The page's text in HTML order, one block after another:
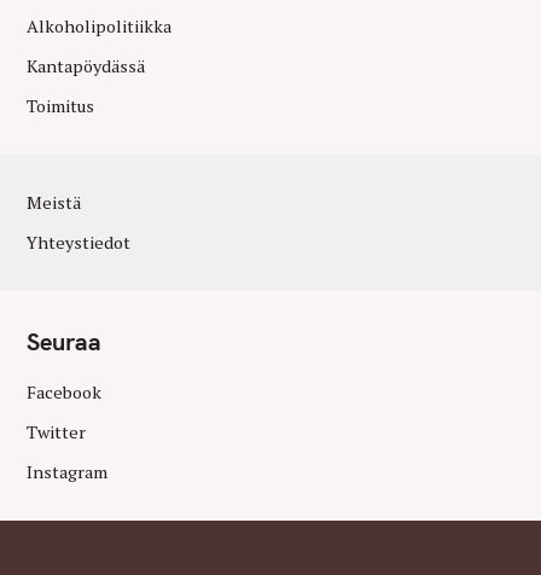
Alkoholipolitiikka
Kantapöydässä
Toimitus
Meistä
Yhteystiedot
Seuraa
Facebook
Twitter
Instagram